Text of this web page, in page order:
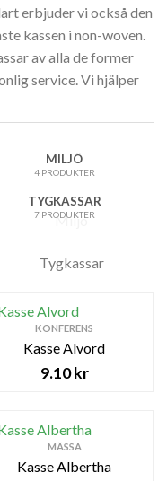
erbjuder vi också den
kassen i non-woven.
av alla de former
service. Vi hjälper
MILJÖ
4 PRODUKTER
TYGKASSAR
7 PRODUKTER
KONFERENS
Kasse Alvord
9.10kr
MÄSSA
Kasse Albertha